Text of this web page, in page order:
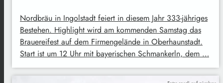
Nordbräu in Ingolstadt feiert in diesem Jahr 333-jähriges
Bestehen. Highlight wird am kommenden Samstag das
Brauereifest auf dem Firmengelände in Oberhaunstadt.
Start ist um 12 Uhr mit bayerischen Schmankerln, dem …